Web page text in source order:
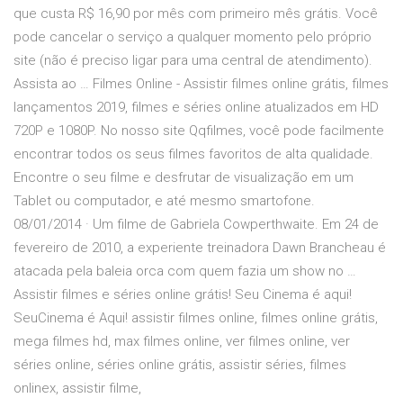
que custa R$ 16,90 por mês com primeiro mês grátis. Você
pode cancelar o serviço a qualquer momento pelo próprio
site (não é preciso ligar para uma central de atendimento).
Assista ao … Filmes Online - Assistir filmes online grátis, filmes
lançamentos 2019, filmes e séries online atualizados em HD
720P e 1080P. No nosso site Qqfilmes, você pode facilmente
encontrar todos os seus filmes favoritos de alta qualidade.
Encontre o seu filme e desfrutar de visualização em um
Tablet ou computador, e até mesmo smartofone.
08/01/2014 · Um filme de Gabriela Cowperthwaite. Em 24 de
fevereiro de 2010, a experiente treinadora Dawn Brancheau é
atacada pela baleia orca com quem fazia um show no …
Assistir filmes e séries online grátis! Seu Cinema é aqui!
SeuCinema é Aqui! assistir filmes online, filmes online grátis,
mega filmes hd, max filmes online, ver filmes online, ver
séries online, séries online grátis, assistir séries, filmes
onlinex, assistir filme,